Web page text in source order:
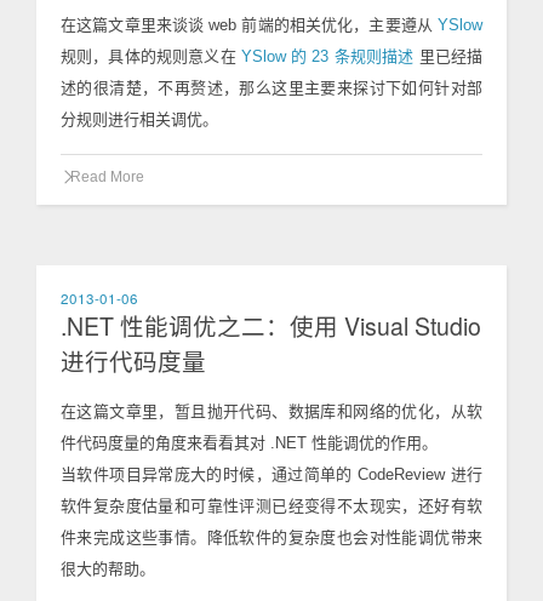
在这篇文章里来谈谈 web 前端的相关优化，主要遵从 YSlow
规则，具体的规则意义在 YSlow 的 23 条规则描述 里已经描
述的很清楚，不再赘述，那么这里主要来探讨下如何针对部
分规则进行相关调优。
Read More
2013-01-06
.NET 性能调优之二：使用 Visual Studio
进行代码度量
在这篇文章里，暂且抛开代码、数据库和网络的优化，从软
件代码度量的角度来看看其对 .NET 性能调优的作用。
当软件项目异常庞大的时候，通过简单的 CodeReview 进行
软件复杂度估量和可靠性评测已经变得不太现实，还好有软
件来完成这些事情。降低软件的复杂度也会对性能调优带来
很大的帮助。